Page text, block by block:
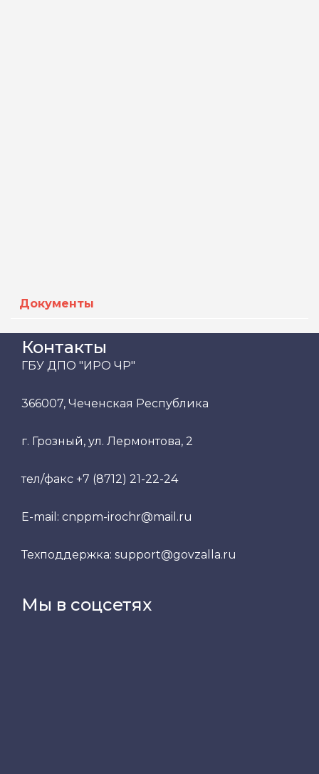
Документы
Контакты
ГБУ ДПО "ИРО ЧР"
366007, Чеченская Республика
г. Грозный, ул. Лермонтова, 2
тел/факс +7 (8712) 21-22-24
E-mail: cnppm-irochr@mail.ru
Техподдержка: support@govzalla.ru
Мы в соцсетях